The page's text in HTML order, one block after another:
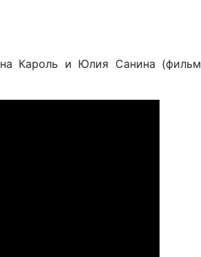
Кароль и Юлия Санина (фильм